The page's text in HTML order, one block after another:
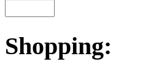
Shopping: